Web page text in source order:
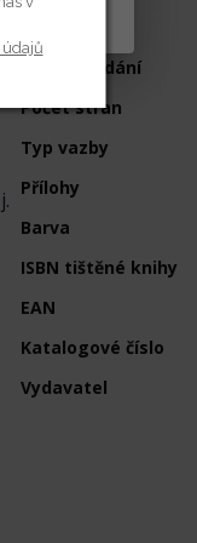
Datum vydání
Počet stran
Typ vazby
Přílohy
Barva
ISBN tištěné knihy
EAN
Katalogové číslo
Vydavatel